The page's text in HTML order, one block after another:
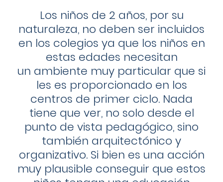
Los niños de 2 años, por su
naturaleza, no deben ser incluidos
en los colegios ya que los niños en
estas edades necesitan
un ambiente muy particular que si
les es proporcionado en los
centros de primer ciclo. Nada
tiene que ver, no solo desde el
punto de vista pedagógico, sino
también arquitectónico y
organizativo. Si bien es una acción
muy plausible conseguir que estos